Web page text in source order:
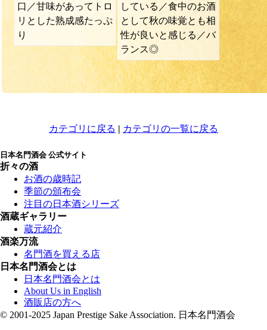
口／甘味があってトロ
リとした熟成感たっぷ
り
している／食中のお酒
として秋の味覚とも相
性が良いと感じる／バ
ランス◎
カテゴリに戻る | カテゴリの一覧に戻る
日本名門酒会 公式サイト
折々の酒
お酒の歳時記
季節の頒布会
注目の日本酒シリーズ
酒蔵ギャラリー
蔵元紹介
酒楽万流
名門酒を買える店
日本名門酒会とは
日本名門酒会とは
About Us in English
酒販店の方へ
© 2001-2025 Japan Prestige Sake Association. 日本名門酒会